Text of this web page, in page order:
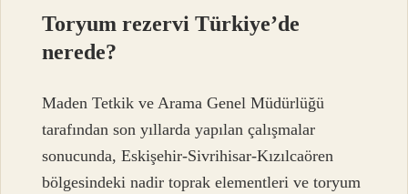
Toryum rezervi Türkiye’de
nerede?
Maden Tetkik ve Arama Genel Müdürlüğü
tarafından son yıllarda yapılan çalışmalar
sonucunda, Eskişehir-Sivrihisar-Kızılcaören
bölgesindeki nadir toprak elementleri ve toryum